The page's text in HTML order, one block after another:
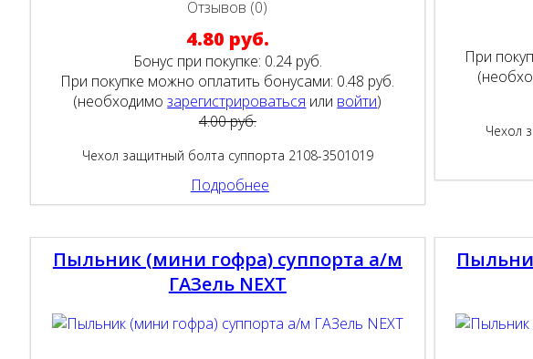
Отзывов (0)
4.80 руб.
Бонус при покупке: 0.24 руб.
При покупке можно оплатить бонусами: 0.48 руб.
(необходимозарегистрироваться или войти)
4.00 руб.
Чехол защитный болта суппорта 2108-3501019
Подробнее
При
Чехол
Пыльник (мини гофра) суппорта а/м
ГАЗель NEXT